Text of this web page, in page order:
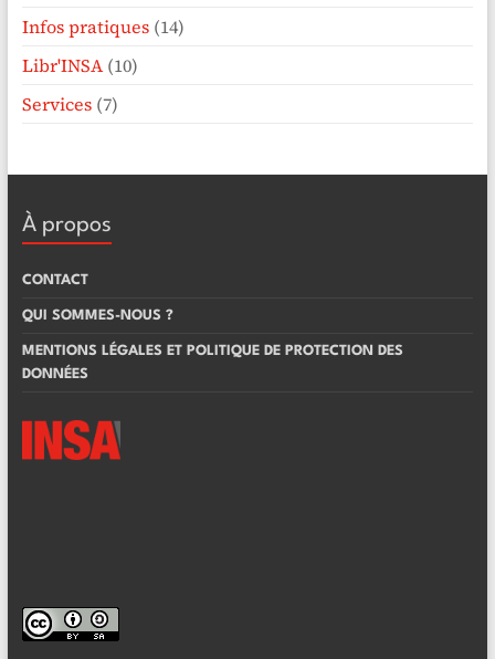
Infos pratiques(14)
Libr'INSA(10)
Services(7)
À propos
CONTACT
QUI SOMMES-NOUS ?
MENTIONS LÉGALES ET POLITIQUE DE PROTECTION DES
DONNÉES